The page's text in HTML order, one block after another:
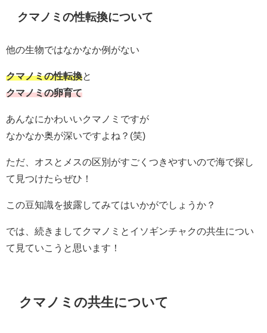
クマノミの性転換について
他の生物ではなかなか例がない
クマノミの性転換と
クマノミの卵育て
あんなにかわいいクマノミですが
なかなか奥が深いですよね？(笑)
ただ、オスとメスの区別がすごくつきやすいので海で探し
て見つけたらぜひ！
この豆知識を披露してみてはいかがでしょうか？
では、続きましてクマノミとイソギンチャクの共生につい
て見ていこうと思います！
クマノミの共生について